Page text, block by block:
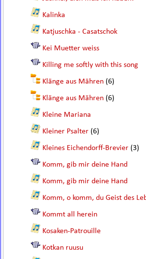
Kalinka
Katjuschka - Casatschok
Kei Muetter weiss
Killing me softly with this song
Klänge aus Mähren (6)
Klänge aus Mähren (6)
Kleine Mariana
Kleiner Psalter (6)
Kleines Eichendorff-Brevier (3)
Komm, gib mir deine Hand
Komm, gib mir deine Hand
Komm, o komm, du Geist des
Kommt all herein
Kosaken-Patrouille
Kotkan ruusu